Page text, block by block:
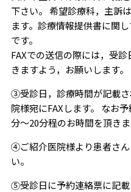
下さい。 希望診療科，主訴
ます。診療情報提供書に関
です。
FAXでの送信の際には，受
きますよう，お願いします。
③受診日，診療時間が記載
院様宛にFAXします。 なお
分〜20分程のお時間を頂き
④ご紹介医院様より患者さ
い。
⑤受診日に予約連絡票に記